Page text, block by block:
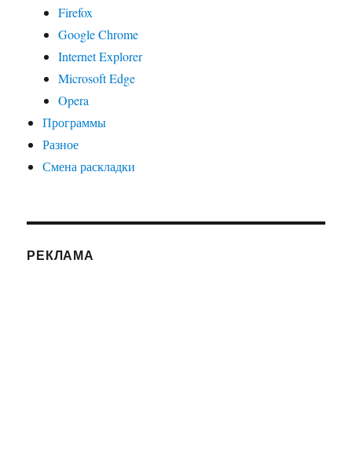
Firefox
Google Chrome
Internet Explorer
Microsoft Edge
Opera
Программы
Разное
Смена раскладки
РЕКЛАМА